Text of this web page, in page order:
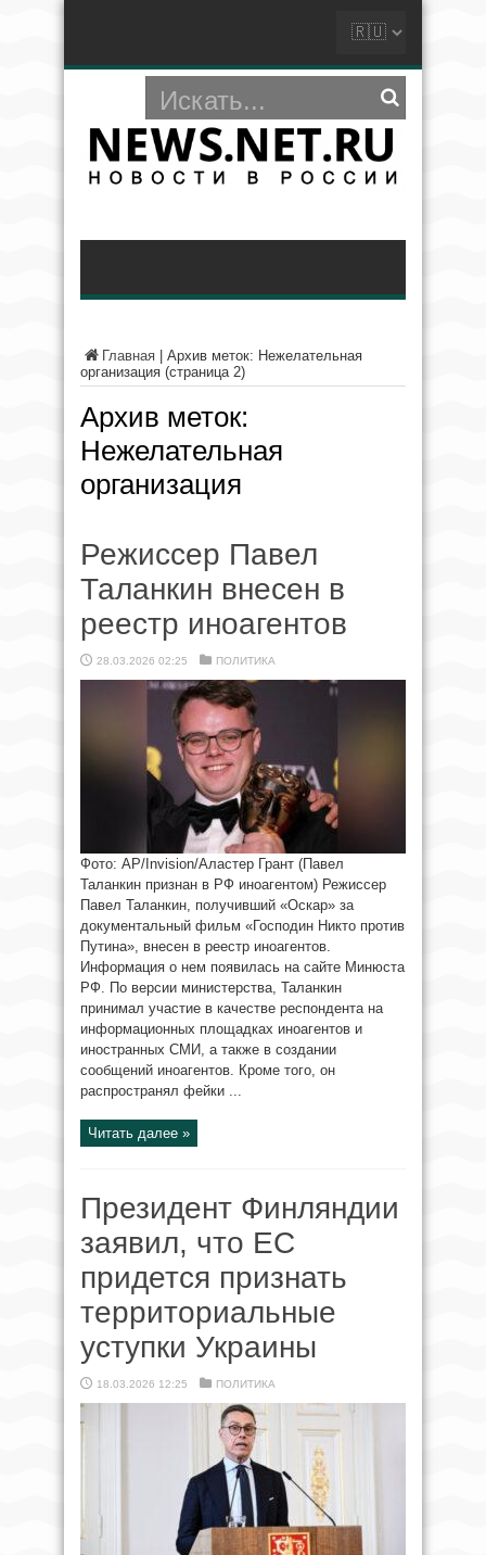
Главная
Архив меток: Нежелательная
организация (страница 2)
Архив меток:
Нежелательная
организация
Режиссер Павел
Таланкин внесен в
реестр иноагентов
28.03.2026 02:25 ПОЛИТИКА
Фото: AP/Invision/Аластер Грант (Павел
Таланкин признан в РФ иноагентом) Режиссер
Павел Таланкин, получивший «Оскар» за
документальный фильм «Господин Никто против
Путина», внесен в реестр иноагентов.
Информация о нем появилась на сайте Минюста
РФ. По версии министерства, Таланкин
принимал участие в качестве респондента на
информационных площадках иноагентов и
иностранных СМИ, а также в создании
сообщений иноагентов. Кроме того, он
распространял фейки ...
Читать далее »
Президент Финляндии
заявил, что ЕС
придется признать
территориальные
уступки Украины
18.03.2026 12:25 ПОЛИТИКА